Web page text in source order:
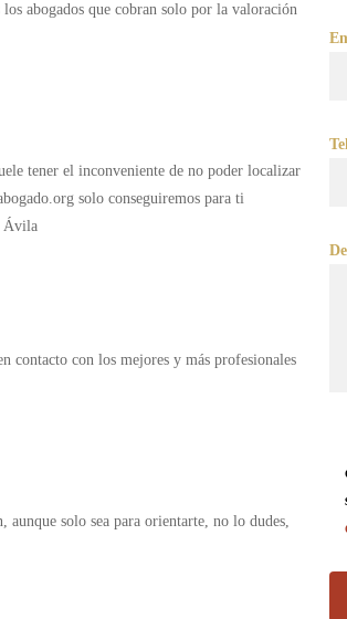
abogados que cobran solo por la valoración
tener el inconveniente de no poder localizar
solo conseguiremos para ti
Ávila
contacto con los mejores y más profesionales
solo sea para orientarte, no lo dudes,